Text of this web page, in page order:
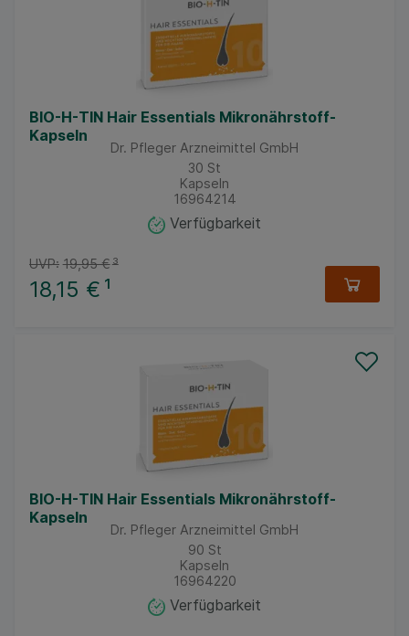
BIO-H-TIN Hair Essentials Mikronährstoff-
Kapseln
Dr. Pfleger Arzneimittel GmbH
30 St
Kapseln
16964214
Verfügbarkeit
18,15 € ¹
UVP: 19,95 €³
BIO-H-TIN Hair Essentials Mikronährstoff-
Kapseln
Dr. Pfleger Arzneimittel GmbH
90 St
Kapseln
16964220
Verfügbarkeit